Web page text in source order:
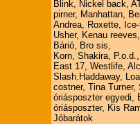
Blink, Nickel back,
pirner, Manhattan,
Andrea, Roxette,
Usher, Kenau
Bárió, Bro sis,
Korn, Shakira,
East 17, Westlife,
Slash.Haddaway,
costner, Tina Turner,
óriásposzter egyedi,
óriásposzter, Kis
Jóbarátok